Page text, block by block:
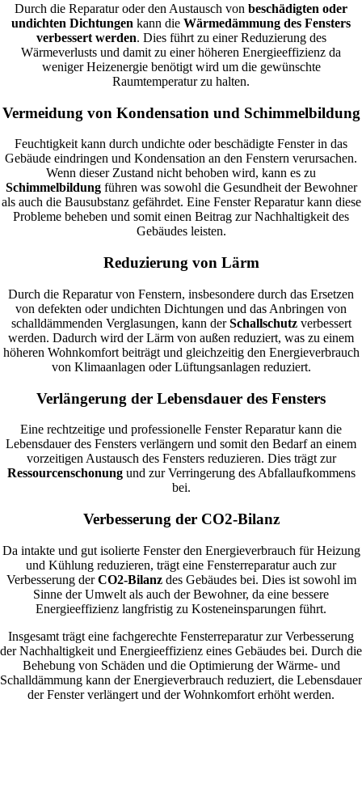
Durch die Reparatur oder den Austausch von beschädigten oder
undichten Dichtungen kann die Wärmedämmung des Fensters
verbessert werden. Dies führt zu einer Reduzierung des
Wärmeverlusts und damit zu einer höheren Energieeffizienz da
weniger Heizenergie benötigt wird um die gewünschte
Raumtemperatur zu halten.
Vermeidung von Kondensation und Schimmelbildung
Feuchtigkeit kann durch undichte oder beschädigte Fenster in das
Gebäude eindringen und Kondensation an den Fenstern verursachen.
Wenn dieser Zustand nicht behoben wird, kann es zu
Schimmelbildungführen was sowohl die Gesundheit der Bewohner
als auch die Bausubstanz gefährdet. Eine Fenster Reparatur kann diese
Probleme beheben und somit einen Beitrag zur Nachhaltigkeit des
Gebäudes leisten.
Reduzierung von Lärm
Durch die Reparatur von Fenstern, insbesondere durch das Ersetzen
von defekten oder undichten Dichtungen und das Anbringen von
schalldämmenden Verglasungen, kann derSchallschutzverbessert
werden. Dadurch wird der Lärm von außen reduziert, was zu einem
höheren Wohnkomfort beiträgt und gleichzeitig den Energieverbrauch
von Klimaanlagen oder Lüftungsanlagen reduziert.
Verlängerung der Lebensdauer des Fensters
Eine rechtzeitige und professionelle Fenster Reparatur kann die
Lebensdauer des Fensters verlängern und somit den Bedarf an einem
vorzeitigen Austausch des Fensters reduzieren. Dies trägt zur
Ressourcenschonungund zur Verringerung des Abfallaufkommens
bei.
Verbesserung der CO2-Bilanz
Da intakte und gut isolierte Fenster den Energieverbrauch für Heizung
und Kühlung reduzieren, trägt eine Fensterreparatur auch zur
Verbesserung derCO2-Bilanzdes Gebäudes bei. Dies ist sowohl im
Sinne der Umwelt als auch der Bewohner, da eine bessere
Energieeffizienz langfristig zu Kosteneinsparungen führt.
Insgesamt trägt eine fachgerechte Fensterreparatur zur Verbesserung
der Nachhaltigkeit und Energieeffizienz eines Gebäudes bei. Durch die
Behebung von Schäden und die Optimierung der Wärme- und
Schalldämmung kann der Energieverbrauch reduziert, die Lebensdauer
der Fenster verlängert und der Wohnkomfort erhöht werden.